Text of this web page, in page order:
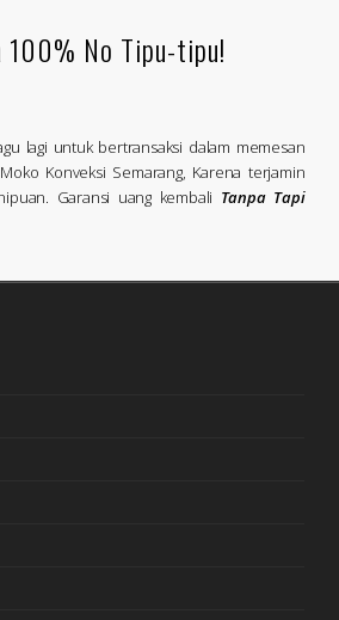
100% No Tipu-tipu!
lagi untuk bertransaksi dalam memesan
Konveksi Semarang, Karena terjamin
Garansi uang kembali Tanpa Tapi